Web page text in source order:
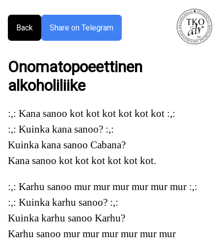
Back Share on Telegram
Onomatopoeettinen
alkoholiliike
:,: Kana sanoo kot kot kot kot kot kot :,:
:,: Kuinka kana sanoo? :,:
Kuinka kana sanoo Cabana?
Kana sanoo kot kot kot kot kot kot.
:,: Karhu sanoo mur mur mur mur mur mur :,:
:,: Kuinka karhu sanoo? :,:
Kuinka karhu sanoo Karhu?
Karhu sanoo mur mur mur mur mur mur